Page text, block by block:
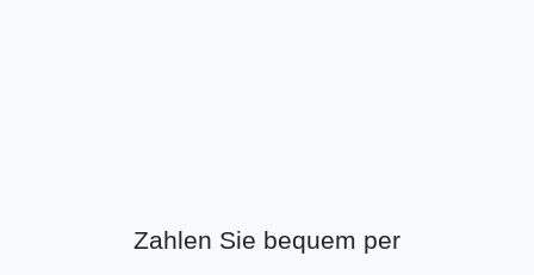
Zahlen Sie bequem per